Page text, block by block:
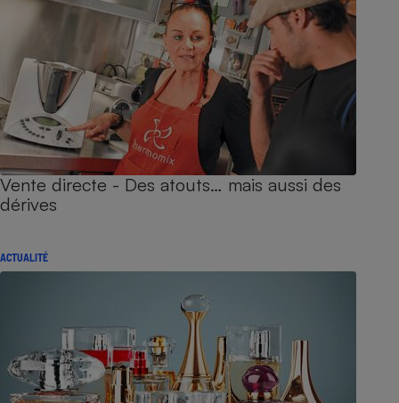
Vente directe - Des atouts… mais aussi des
dérives
ACTUALITÉ